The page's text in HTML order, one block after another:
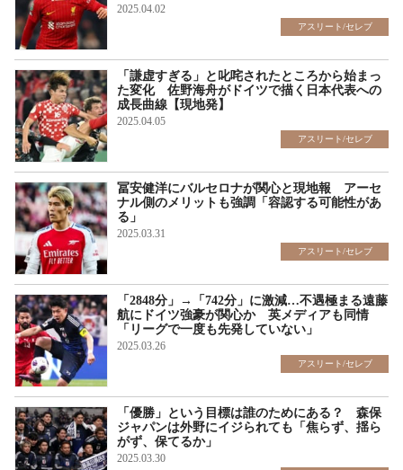
2025.04.02
アスリート/セレブ
「謙虚すぎる」と叱咤されたところから始まっ
た変化 佐野海舟がドイツで描く日本代表への
成長曲線【現地発】
2025.04.05
アスリート/セレブ
冨安健洋にバルセロナが関心と現地報 アーセ
ナル側のメリットも強調「容認する可能性があ
る」
2025.03.31
アスリート/セレブ
「2848分」→「742分」に激減…不遇極まる遠藤
航にドイツ強豪が関心か 英メディアも同情
「リーグで一度も先発していない」
2025.03.26
アスリート/セレブ
「優勝」という目標は誰のためにある？ 森保
ジャパンは外野にイジられても「焦らず、揺ら
がず、保てるか」
2025.03.30